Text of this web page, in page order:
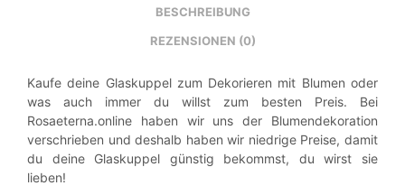
BESCHREIBUNG
REZENSIONEN (0)
Kaufe deine Glaskuppel zum Dekorieren mit Blumen oder
was auch immer du willst zum besten Preis. Bei
Rosaeterna.online haben wir uns der Blumendekoration
verschrieben und deshalb haben wir niedrige Preise, damit
du deine Glaskuppel günstig bekommst, du wirst sie
lieben!